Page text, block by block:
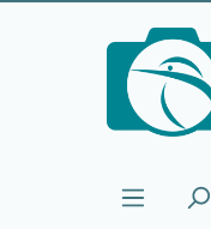
Passer au contenu